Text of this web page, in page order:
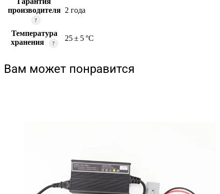
производителя
?
2 года
Температура
хранения
?
25 ± 5 °C
Вам может понравится